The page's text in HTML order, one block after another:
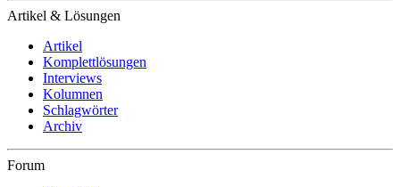
Artikel & Lösungen
Artikel
Komplettlösungen
Interviews
Kolumnen
Schlagwörter
Archiv
Forum